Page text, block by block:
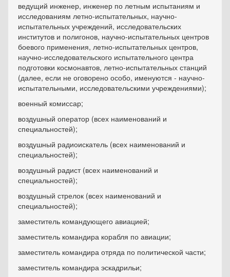
ведущий инженер, инженер по летным испытаниям и
исследованиям летно-испытательных, научно-
испытательных учреждений, исследовательских
институтов и полигонов, научно-испытательных центров
боевого применения, летно-испытательных центров,
научно-исследовательского испытательного центра
подготовки космонавтов, летно-испытательных станций
(далее, если не оговорено особо, именуются - научно-
испытательными, исследовательскими учреждениями);
военный комиссар;
воздушный оператор (всех наименований и
специальностей);
воздушный радиоискатель (всех наименований и
специальностей);
воздушный радист (всех наименований и
специальностей);
воздушный стрелок (всех наименований и
специальностей);
заместитель командующего авиацией;
заместитель командира корабля по авиации;
заместитель командира отряда по политической части;
заместитель командира эскадрильи;